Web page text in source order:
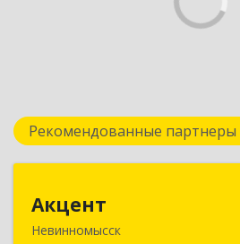
Рекомендованные партнеры
Акцент
Невинномысск
357112, Ставропольский